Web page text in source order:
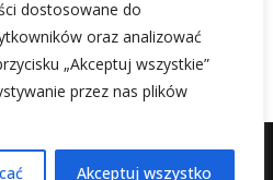
dostosowane do
oraz analizować
„Akceptuj wszystkie”
przez nas plików
Akceptuj wszystko
Kontakt z nami